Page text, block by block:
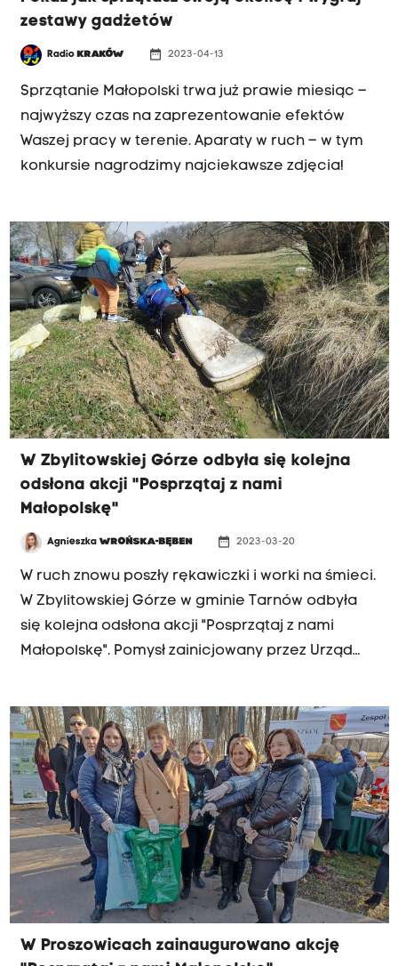
zestawy gadżetów
Radio KRAKÓW date_range 2023-04-13
Sprzątanie Małopolski trwa już prawie miesiąc –
najwyższy czas na zaprezentowanie efektów
Waszej pracy w terenie. Aparaty w ruch – w tym
konkursie nagrodzimy najciekawsze zdjęcia!
W Zbylitowskiej Górze odbyła się kolejna
odsłona akcji "Posprzątaj z nami
Małopolskę"
AgnieszkaWROŃSKA-BĘBEN date_range 2023-03-20
W ruch znowu poszły rękawiczki i worki na śmieci.
W Zbylitowskiej Górze w gminie Tarnów odbyła
się kolejna odsłona akcji "Posprzątaj z nami
Małopolskę". Pomysł zainicjowany przez Urząd
ojczyznę. W kilkudziesięciu miejscach w regionie
organizowane będą akcje sprzątania terenów
zielonych.
W Proszowicach zainaugurowano akcję